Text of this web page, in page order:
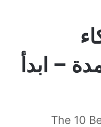
معتمدة – ابدأ
The 10